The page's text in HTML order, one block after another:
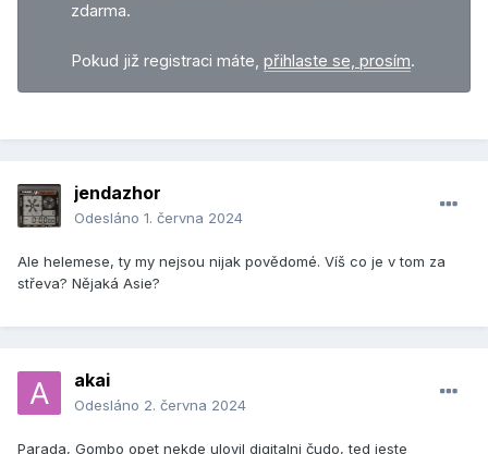
zdarma.
Pokud již registraci máte, přihlaste se, prosím.
jendazhor
Odesláno 1. června 2024
Ale helemese, ty my nejsou nijak povědomé. Víš co je v tom za
střeva? Nějaká Asie?
akai
Odesláno 2. června 2024
Parada, Gombo opet nekde ulovil digitalni čudo, ted jeste